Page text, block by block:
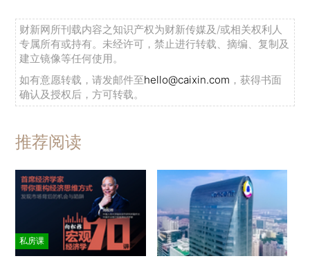
财新网所刊载内容之知识产权为财新传媒及/或相关权利人
专属所有或持有。未经许可，禁止进行转载、摘编、复制及
建立镜像等任何使用。
如有意愿转载，请发邮件至hello@caixin.com ，获得书面
确认及授权后，方可转载。
推荐阅读
私房课